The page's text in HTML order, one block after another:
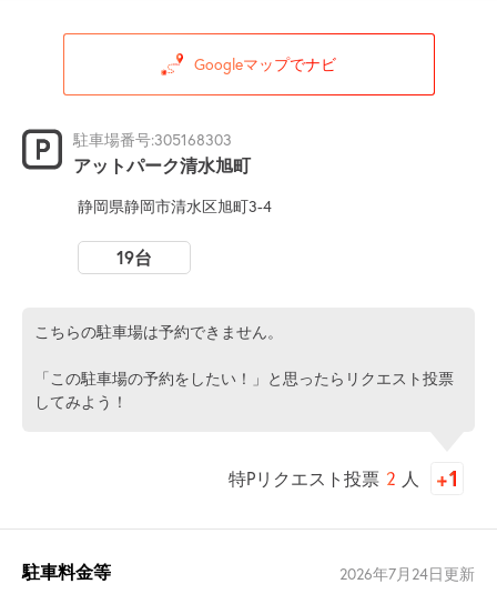
Googleマップでナビ
駐車場番号:305168303
アットパーク清水旭町
静岡県静岡市清水区旭町3-4
19台
こちらの駐車場は予約できません。
「この駐車場の予約をしたい！」と思ったらリクエスト投票
してみよう！
特Pリクエスト投票 2 人
駐車料金等 2026年7月24日更新